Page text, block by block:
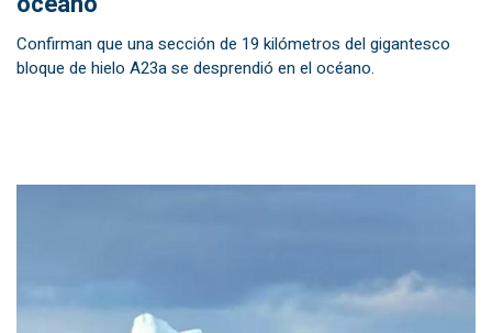
Confirman que una sección de 19 kilómetros del gigantesco
bloque de hielo A23a se desprendió en el océano.